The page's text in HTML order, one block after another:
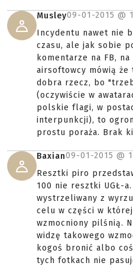
Musley09-01-2015 @
Incydentu nawet nie
czasu, ale jak sobie
komentarze na FB,
airsoftowcy mówią
dobra rzecz, bo
(oczywiście w
polskie flagi, w
interpunkcji), to
prostu poraża. Brak
Baxian09-01-2015 @
Resztki piro
100 nie resztki UGŁ-a.
wystrzeliwany z
celu w części w
wzmocniony pilśnią.
widzę takowego
kogoś bronić albo
tych fotkach nie